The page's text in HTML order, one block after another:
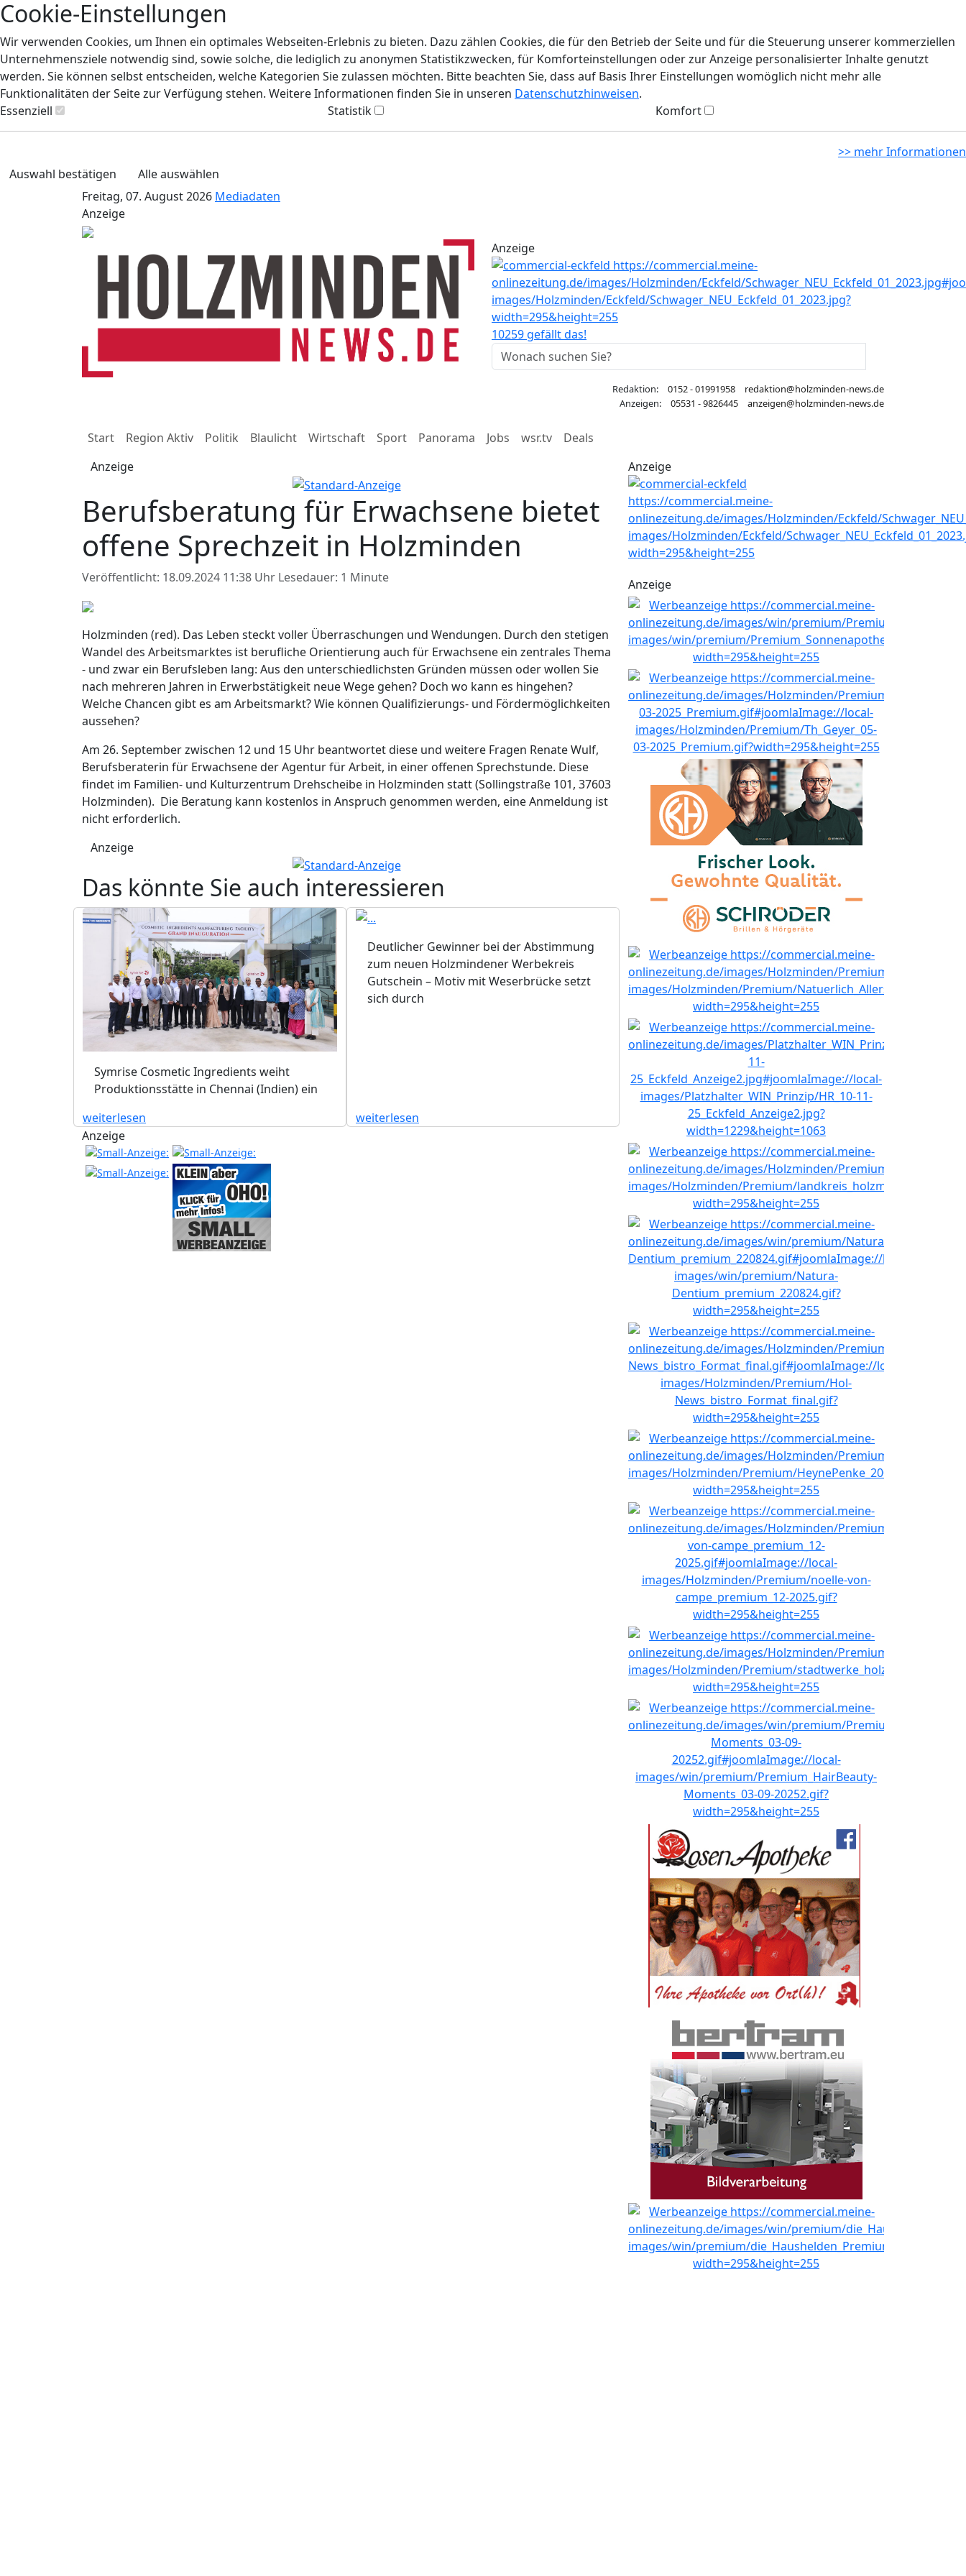
Cookie-Einstellungen
Wir verwenden Cookies, um Ihnen ein optimales Webseiten-Erlebnis zu bieten. Dazu zählen Cookies, die für den Betrieb der Seite und für die Steuerung unserer kommerziellen
Unternehmensziele notwendig sind, sowie solche, die lediglich zu anonymen Statistikzwecken, für Komforteinstellungen oder zur Anzeige personalisierter Inhalte genutzt
werden. Sie können selbst entscheiden, welche Kategorien Sie zulassen möchten. Bitte beachten Sie, dass auf Basis Ihrer Einstellungen womöglich nicht mehr alle
Funktionalitäten der Seite zur Verfügung stehen. Weitere Informationen finden Sie in unseren Datenschutzhinweisen.
Essenziell
Statistik Komfort
>> mehr Informationen
Auswahl bestätigen
Alle auswählen
Freitag, 07. August 2026 Mediadaten
Anzeige
Anzeige
10259 gefällt das!
Redaktion: 0152 - 01991958
redaktion@holzminden-news.de
Anzeigen:
05531 - 9826445 anzeigen@holzminden-news.de
Start Region Aktiv Politik Blaulicht Wirtschaft Sport Panorama Jobs wsr.tv
Deals
Anzeige
Berufsberatung für Erwachsene bietet
offene Sprechzeit in Holzminden
Veröffentlicht: 18.09.2024 11:38 Uhr Lesedauer: 1 Minute
Holzminden (red). Das Leben steckt voller Überraschungen und Wendungen. Durch den stetigen
Wandel des Arbeitsmarktes ist berufliche Orientierung auch für Erwachsene ein zentrales Thema
- und zwar ein Berufsleben lang: Aus den unterschiedlichsten Gründen müssen oder wollen Sie
nach mehreren Jahren in Erwerbstätigkeit neue Wege gehen? Doch wo kann es hingehen?
Welche Chancen gibt es am Arbeitsmarkt? Wie können Qualifizierungs- und Fördermöglichkeiten
aussehen?
Am 26. September zwischen 12 und 15 Uhr beantwortet diese und weitere Fragen Renate Wulf,
Berufsberaterin für Erwachsene der Agentur für Arbeit, in einer offenen Sprechstunde. Diese
findet im Familien- und Kulturzentrum Drehscheibe in Holzminden statt (Sollingstraße 101, 37603
Holzminden). Die Beratung kann kostenlos in Anspruch genommen werden, eine Anmeldung ist
nicht erforderlich.
Anzeige
Das könnte Sie auch interessieren
Symrise Cosmetic Ingredients weiht
Produktionsstätte in Chennai (Indien) ein
weiterlesen
Deutlicher Gewinner bei der Abstimmung
zum neuen Holzmindener Werbekreis
Gutschein – Motiv mit Weserbrücke setzt
sich durch
weiterlesen
Anzeige
Anzeige
Anzeige